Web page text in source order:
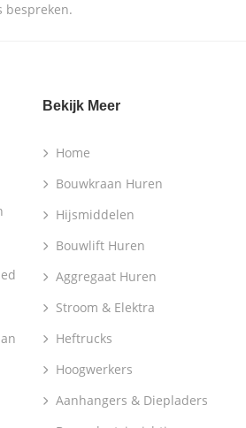
bespreken.
Bekijk Meer
Home
Bouwkraan Huren
Hijsmiddelen
Bouwlift Huren
Aggregaat Huren
Stroom & Elektra
Heftrucks
Hoogwerkers
Aanhangers & Diepladers